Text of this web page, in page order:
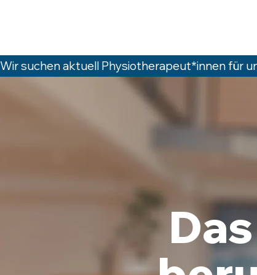
Wir suchen aktuell Physiotherapeut*innen